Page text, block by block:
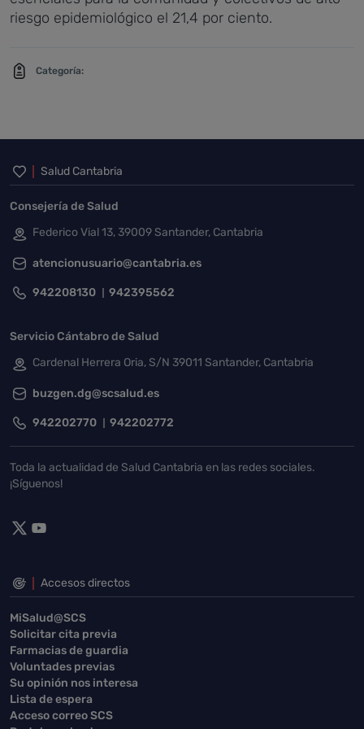
riesgo epidemiológico el 21,4 por ciento.
Categoría:
Inicio del pie de página
Salud Cantabria
Consejería de Salud
Federico Vial 13, 39009 Santander, Cantabria
atencionusuario@cantabria.es
942208130 942395562
Servicio Cántabro de Salud
Cardenal Herrera Oria, S/N 39011 Santander, Cantabria
buzgen.dg@scsalud.es
942202770 942202772
Toda la actualidad de Salud Cantabria en las redes sociales.
¡Síguenos!
Accesos directos
MiSalud@SCS
Solicitar cita previa
Farmacias de guardia
Voluntades previas
Su opinión nos interesa
Lista de espera
Acceso correo SCS